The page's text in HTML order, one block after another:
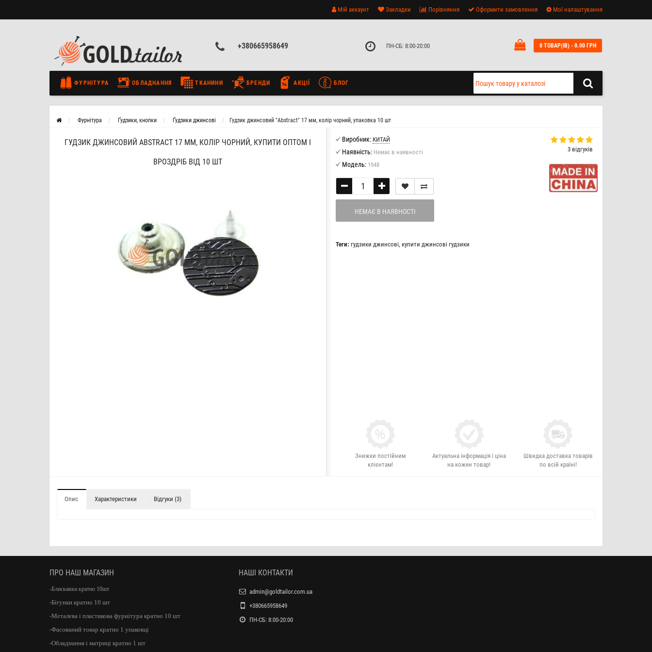
Мій аккаунт Закладки Порівняння Оформити замовлення Мої налаштування
+380665958649 ПН-СБ: 8:00-20:00 0 ТОВАР(ІВ) - 0.00 ГРН
ФУРНІТУРА ОБЛАДНАННЯ ТКАНИНИ БРЕНДИ АКЦІЇ БЛОГ
Фурнітура Ґудзики, кнопки Ґудзики джинсові Гудзик джинсовий "Abstract" 17 мм, колір чорний, упаковка 10 шт
ГУДЗИК ДЖИНСОВИЙ ABSTRACT 17 ММ, КОЛІР ЧОРНИЙ, КУПИТИ ОПТОМ І
ВРОЗДРІБ ВІД 10 ШТ
3 відгуків
Виробник: КИТАЙ
Наявність: Немає в наявності
Модель: 1948
НЕМАЄ В НАЯВНОСТІ
Теги: гудзики джинсові, купити джинсові гудзики
Знижки постійним
клієнтам!
Актуальна інформація і ціна
на кожен товар!
Швидка доставка товарів
по всій країні!
Опис Характеристики Відгуки (3)
ПРО НАШ МАГАЗИН
-Блискавки кратно 10шт
-Бігунки кратно 10 шт
-Металева і пластикова фурнітура кратно 10 шт
-Фасований товар кратно 1 упаковці
-Обладнання і матриці кратно 1 шт
НАШІ КОНТАКТИ
admin@goldtailor.com.ua
+380665958649
ПН-СБ: 8:00-20:00